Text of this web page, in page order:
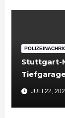
Stuttgart-
verletzt
JULI 22,